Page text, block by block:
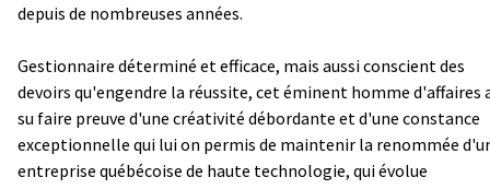
depuis de nombreuses années.
Gestionnaire déterminé et efficace, mais aussi conscient des
devoirs qu'engendre la réussite, cet éminent homme d'affaires
su faire preuve d'une créativité débordante et d'une constance
exceptionnelle qui lui on permis de maintenir la renommée
entreprise québécoise de haute technologie, qui évolue